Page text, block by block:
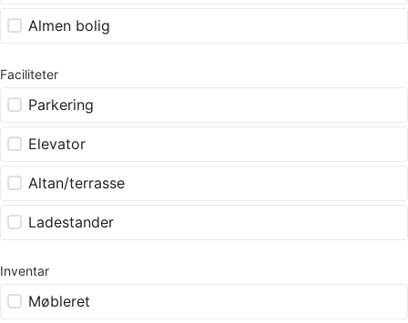
Almen bolig
Faciliteter
Parkering
Elevator
Altan/terrasse
Ladestander
Inventar
Møbleret